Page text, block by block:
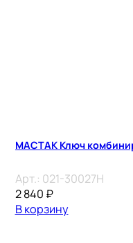
МАСТАК Ключ
Арт.: 021-30027H
2 840 ₽
В корзину